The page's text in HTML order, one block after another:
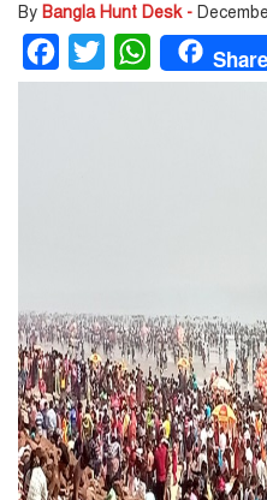
By Bangla Hunt Desk -
Facebook
Twitter WhatsAppShare